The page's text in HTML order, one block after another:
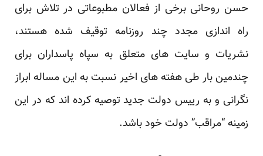
حسن روحانی برخی از فعالان مطبوعاتی در تلاش برای
راه اندازی مجدد چند روزنامه توقیف شده هستند،
نشریات و سایت های متعلق به سپاه پاسداران برای
چندمین بار طی هفته های اخیر نسبت به این مساله ابراز
نگرانی و به رییس دولت جدید توصیه کرده اند که در این
زمینه “مراقب” دولت خود باشد.